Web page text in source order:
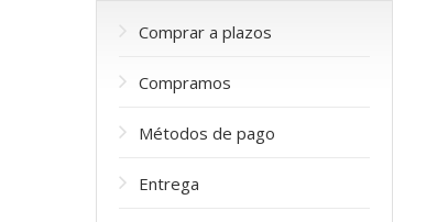
Comprar a plazos
Compramos
Métodos de pago
Entrega